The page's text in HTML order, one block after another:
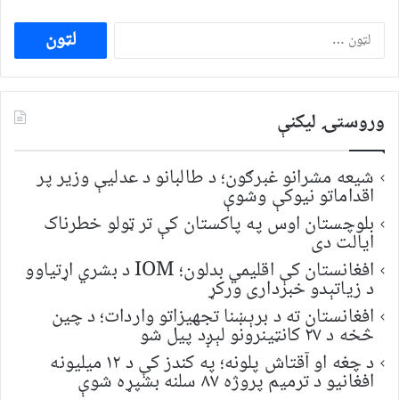
ددی
لپاره
لټون:
وروستۍ ليکنې
شیعه مشرانو غبرګون؛ د طالبانو د عدلیې وزیر پر
اقداماتو نیوکې وشوې
بلوچستان اوس په پاکستان کې تر ټولو خطرناک
ایالت دی
افغانستان کې اقلیمي بدلون؛ IOM د بشري اړتیاوو
د زیاتېدو خبرداری ورکړ
افغانستان ته د برېښنا تجهیزاتو واردات؛ د چین
څخه د ۲۷ کانټینرونو لېږد پیل شو
د چغه او آقتاش پلونه؛ په کندز کې د ۱۲ میلیونه
افغانیو د ترمیم پروژه ۸۷ سلنه بشپړه شوې